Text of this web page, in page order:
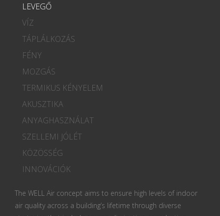
LEVEGŐ
VÍZ
TÁPLÁLKOZÁS
FÉNY
MOZGÁS
TERMIKUS KÉNYELEM
AKUSZTIKA
ANYAGHASZNÁLAT
SZELLEMI JÓLÉT
KÖZÖSSÉG
INNOVÁCIÓK
The WELL Air concept aims to ensure high levels of indoor
air quality across a building’s lifetime through diverse